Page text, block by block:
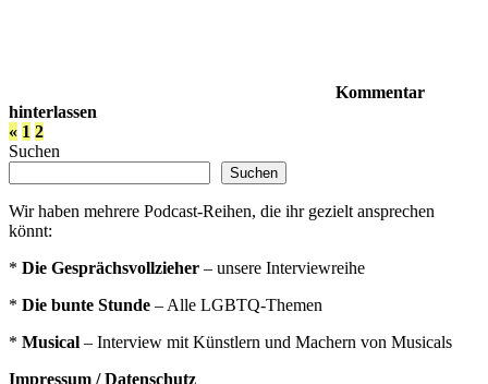
Kommentar
hinterlassen
Seitennummerierung
der
Beiträge
«Vorherige
Beiträge
1 2
Suchen
Suchen
Wir haben mehrere Podcast-Reihen, die ihr gezielt ansprechen
könnt:
* Die Gesprächsvollzieher – unsere Interviewreihe
* Die bunte Stunde – Alle LGBTQ-Themen
* Musical – Interview mit Künstlern und Machern von Musicals
Impressum / Datenschutz